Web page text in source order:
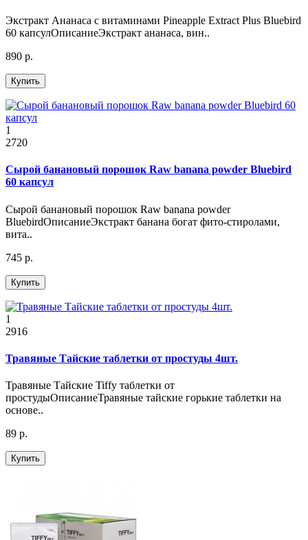
Экстракт Ананаса с витаминами Pineapple Extract Plus Bluebird
60 капсулОписаниеЭкстракт ананаса, вин..
890 р.
Купить
1
2720
Сырой банановый порошок Raw banana powder Bluebird
60 капсул
Сырой банановый порошок Raw banana powder
BluebirdОписаниеЭкстракт банана богат фито-стиролами,
вита..
745 р.
Купить
1
2916
Травяные Тайские таблетки от простуды 4шт.
Травяные Тайские Tiffy таблетки от
простудыОписаниеТравяные тайские горькие таблетки на
основе..
89 р.
Купить